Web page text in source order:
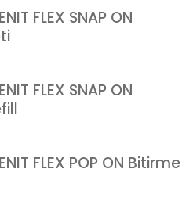
FLEX SNAP ON
FLEX SNAP ON
FLEX POP ON Bitirme